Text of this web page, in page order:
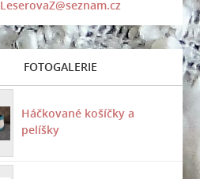
LeserovaZ@seznam.cz
FOTOGALERIE
Háčkované košíčky a
pelíšky